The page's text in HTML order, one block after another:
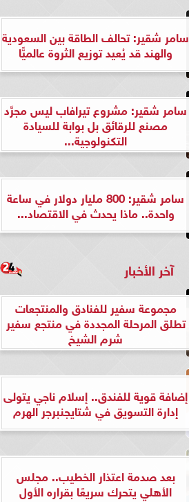
سامر شقير: تحالف الطاقة بين السعودية
والهند قد يُعيد توزيع الثروة عالميًّا
سامر شقير: مشروع تيرافاب ليس مجرَّد
مصنع للرقائق بل بوابة للسيادة
التكنولوجية...
سامر شقير: 800 مليار دولار في ساعة
واحدة.. ماذا يحدث في الاقتصاد...
آخر الأخبار
مجموعة سفير للفنادق والمنتجعات
تطلق المرحلة المجددة في منتجع سفير
شرم الشيخ
إضافة قوية للفندق.. إسلام ناجي يتولى
إدارة التسويق في شتايجنبرجر الهرم
بعد صدمة اعتذار الخطيب.. مجلس
الأهلي يتحرك سريعًا بقراره الأول